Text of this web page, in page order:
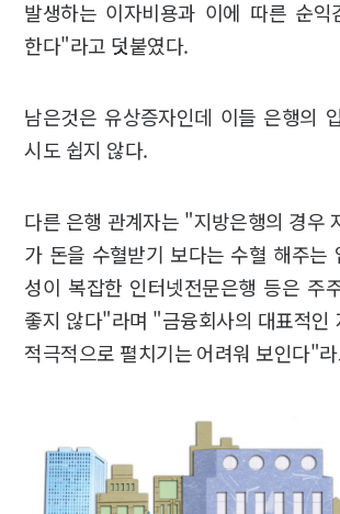
발생하는 이자비용과 이에 따른 순익
한다"라고 덧붙였다.
남은것은 유상증자인데 이들 은행의
시도 쉽지 않다.
다른 은행 관계자는 "지방은행의 경우
가 돈을 수혈받기 보다는 수혈 해주는
성이 복잡한 인터넷전문은행 등은 주
좋지 않다"라며 "금융회사의 대표적인
적극적으로 펼치기는 어려워 보인다"